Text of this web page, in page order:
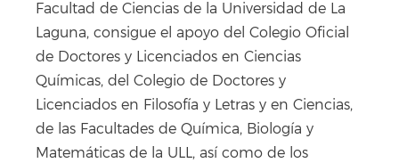
Facultad de Ciencias de la Universidad de La
Laguna, consigue el apoyo del Colegio Oficial
de Doctores y Licenciados en Ciencias
Químicas, del Colegio de Doctores y
Licenciados en Filosofía y Letras y en Ciencias,
de las Facultades de Química, Biología y
Matemáticas de la ULL, así como de los